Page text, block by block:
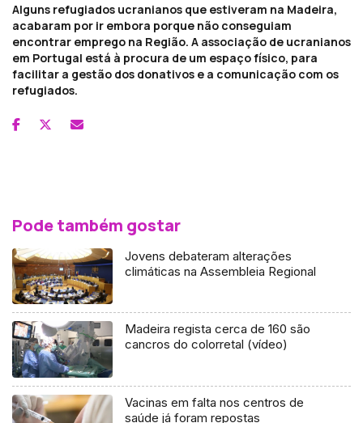
Alguns refugiados ucranianos que estiveram na Madeira,
acabaram por ir embora porque não conseguiam
encontrar emprego na Região. A associação de ucranianos
em Portugal está à procura de um espaço físico, para
facilitar a gestão dos donativos e a comunicação com os
refugiados.
Pode também gostar
Jovens debateram alterações
climáticas na Assembleia Regional
Madeira regista cerca de 160 são
cancros do colorretal (vídeo)
Vacinas em falta nos centros de
saúde já foram repostas